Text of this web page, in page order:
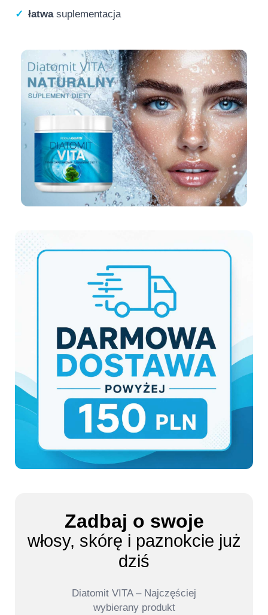
✓ łatwa suplementacja
Zadbaj o swoje
włosy, skórę i paznokcie już
dziś
Diatomit VITA – Najczęściej
wybierany produkt